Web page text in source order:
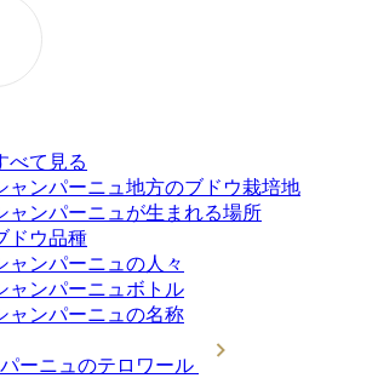
べて見る
ャンパーニュ地方のブドウ栽培地
ャンパーニュが生まれる場所
ドウ品種
ャンパーニュの人々
ャンパーニュボトル
ャンパーニュの名称
ーニュのテロワール